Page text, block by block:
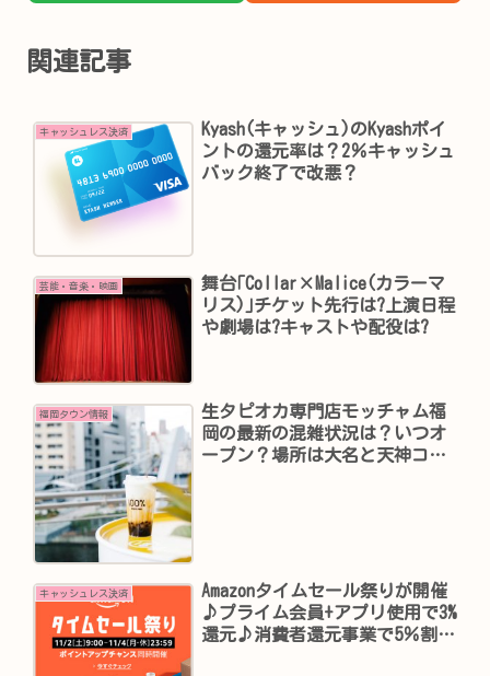
関連記事
キャッシュレス決済
Kyash(キャッシュ)のKyashポイ
ントの還元率は？2％キャッシュ
バック終了で改悪？
芸能・音楽・映画
舞台｢Collar×Malice(カラーマ
リス)｣チケット先行は?上演日程
や劇場は?キャストや配役は?
福岡タウン情報
生タピオカ専門店モッチャム福
岡の最新の混雑状況は？いつオ
ープン？場所は大名と天神コ
キャッシュレス決済
Amazonタイムセール祭りが開催
♪プライム会員+アプリ使用で3%
還元♪消費者還元事業で5％割